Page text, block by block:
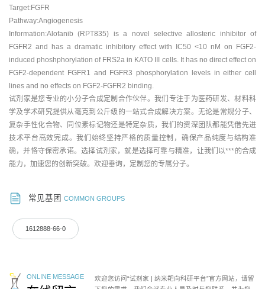
Target:FGFR
Pathway:Angiogenesis
Information:Alofanib (RPT835) is a novel selective allosteric inhibitor of
FGFR2 and has a dramatic inhibitory effect with IC50 <10 nM on FGF2-
induced phoshphorylation of FRS2a in KATO III cells. It has no direct effect on
FGF2-dependent FGFR1 and FGFR3 phosphorylation levels in either cell
lines and no effects on FGF2-FGFR2 binding.
试剂家是您专业的小分子合成定制合作伙伴。我们专注于为医药研发、材料科
学及学术研究提供从毫克到公斤级的一站式合成解决方案。无论是常规分子、
复杂手性化合物、同位素标记物还是特定杂质，我们的资深团队都能凭借先进
技术平台高效完成。我们始终坚持严格的质量控制，确保产品纯度与结构准
确，并恪守保密承诺。选择试剂家，就是选择可靠与精准，让我们以***的合成
能力，加速您的创新突破。欢迎垂询，定制您的专属分子。
常见基团 COMMON GROUPS
1612888-66-0
ONLINE MESSAGE
欢迎您访问“试剂家 | 纳米靶向科研平台”官方网站，请留